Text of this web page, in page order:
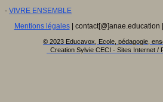
- VIVRE ENSEMBLE
Mentions légales| contact[@]anae.education |
© 2023 Educavox, Ecole, pédagogie,
Creation Sylvie CECI - Sites Internet /